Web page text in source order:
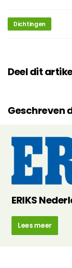
Dichtingen
Deel dit
Geschreven
ERIKS
Lees meer